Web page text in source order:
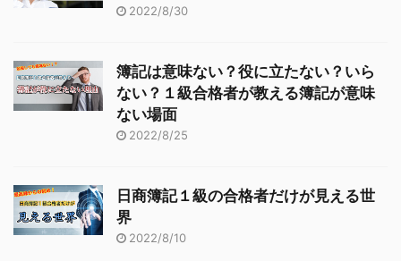
2022/8/30
簿記は意味ない？役に立たない？いら
ない？１級合格者が教える簿記が意味
ない場面
2022/8/25
日商簿記１級の合格者だけが見える世
界
2022/8/10